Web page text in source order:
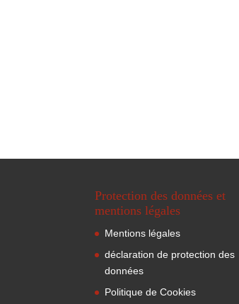
Protection des données et
mentions légales
Mentions légales
déclaration de protection des
données
Politique de Cookies